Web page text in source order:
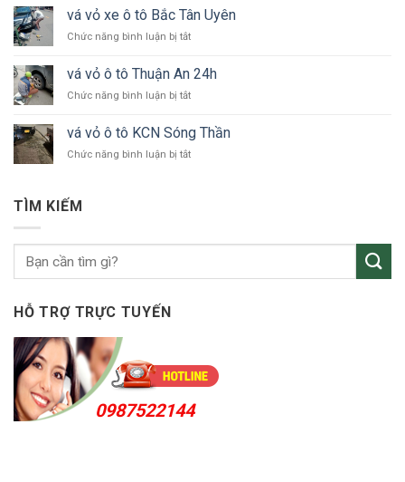
24h
Dương
vỏ
xe
ô
KCN
vá vỏ xe ô tô Bắc Tân Uyên
Chức năng bình luận bị tắtở
vỏ
xe
ô
Bắc
Tân
Uyên
vá vỏ ô tô Thuận An 24h
Chức năng bình luận bị tắtở
ô
tô
vá vỏ ô tô KCN Sóng Thần
Chức năng bình luận bị tắtở
Sóng
TÌM KIẾM
HỖ TRỢ TRỰC TUYẾN
0987522144